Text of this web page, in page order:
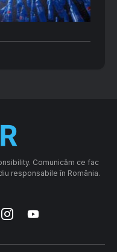
Comunicăm ce fac
responsabile în România.